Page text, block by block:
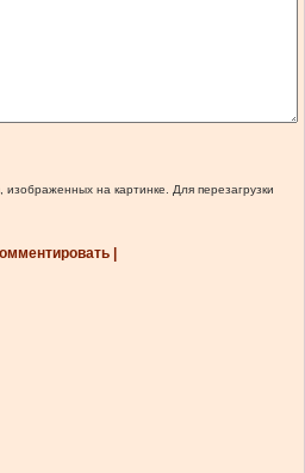
изображенных на картинке. Для перезагрузки
|